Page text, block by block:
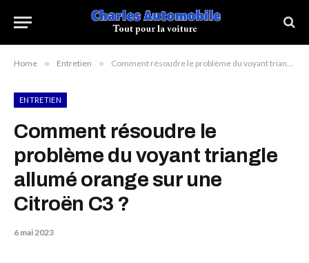
Home » Entretien » Comment résoudre le problème du voyant triangle allumé orange sur une Citroën C3 ?
ENTRETIEN
Comment résoudre le
problème du voyant triangle
allumé orange sur une
Citroën C3 ?
6 mai 2023